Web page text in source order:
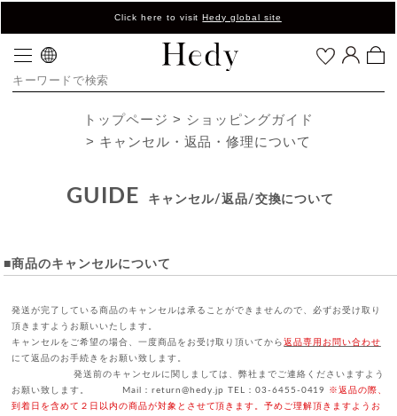
Click here to visitHedy global site
トップページ
ショッピングガイド
キャンセル・返品・修理について
GUIDE キャンセル/返品/交換について
■商品のキャンセルについて
発送が完了している商品のキャンセルは承ることができませんので、必ずお受け取り
頂きますようお願いいたします。
キャンセルをご希望の場合、一度商品をお受け取り頂いてから返品専用お問い合わせ
にて返品のお手続きをお願い致します。
発送前のキャンセルに関しましては、弊社までご連絡くださいますよう
お願い致します。 Mail：return@hedy.jp TEL：03-6455-0419 ※返品の際、
到着日を含めて２日以内の商品が対象とさせて頂きます。予めご理解頂きますようお